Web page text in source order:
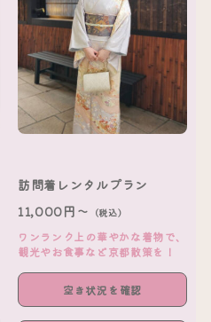
訪問着レンタルプラン
11,000円～ （税込）
ワンランク上の華やかな着物で、
観光やお食事など京都散策を！
空き状況を確認